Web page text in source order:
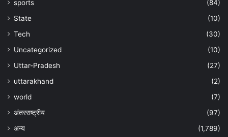
sports
(84)
State
(10)
Tech
(30)
Uncategorized
(10)
Uttar-Pradesh
(27)
uttarakhand
(2)
world
(7)
अंतरराष्ट्रीय
(97)
अन्‍य
(1,789)